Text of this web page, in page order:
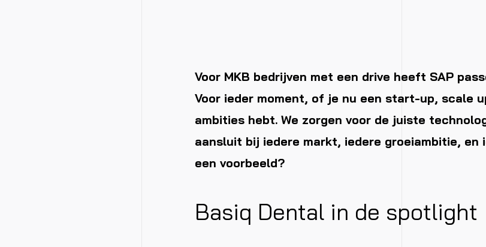
Voor MKB bedrijven met een drive heeft SAP
Voor ieder moment, of je nu een start-up, scale
ambities hebt. We zorgen voor de juiste
aansluit bij iedere markt, iedere groeiambitie, en
een voorbeeld?
Basiq Dental in de spotlight